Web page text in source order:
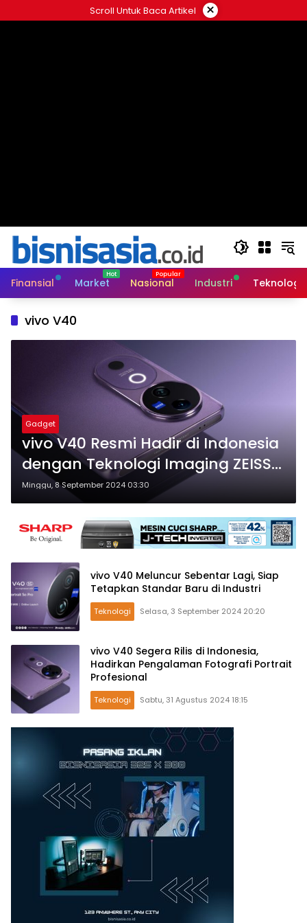
ke
Scroll Untuk Baca Artikel ×
Finansial Market Nasional Industri Teknologi
vivo V40
Gadget
vivo V40 Resmi Hadir di Indonesia
dengan Teknologi Imaging ZEISS
dan vivo AI
Minggu, 8 September 2024 03:30
vivo V40 Meluncur Sebentar Lagi, Siap
Tetapkan Standar Baru di Industri
Teknologi Selasa, 3 September 2024 20:20
vivo V40 Segera Rilis di Indonesia,
Hadirkan Pengalaman Fotografi Portrait
Profesional
Teknologi Sabtu, 31 Agustus 2024 18:15